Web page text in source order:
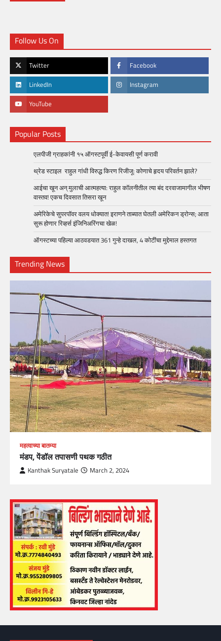
Follow Us On
Twitter Facebook
LinkedIn Instagram
YouTube
Popular Posts
एलपीजी ग्राहकांनी १५ ऑगस्टपूर्वी ई-केवायसी पूर्ण करावी
थ्रेड स्टाइल राहुल गांधी विरुद्ध किरण रिजीजू: कोणाचे हृदय परिवर्तन झाले?
आईचा खून अन् मुलाची आत्महत्या: राहुल कॉलनीतील त्या बंद दरवाजामागील भीषण
वास्तव! एकच दिवसात तिसरा खून
अमेरिकेचे सुपरपॉवर वलय धोक्यात! इराणने ताब्यात घेतली अमेरिकन ड्रोन्स; आता
सुरू होणार रिव्हर्स इंजिनिअरिंगचा खेळ!
ऑगस्टच्या पहिल्या आठवडयात 361 गुन्हे दाखल, 4 कोटींचा मुद्देमाल हस्तगत
Trending News
महत्वाच्या बातम्या
मंडप, पेंडॉल तपासणी पथक गठीत
Kanthak Suryatale March 2, 2024